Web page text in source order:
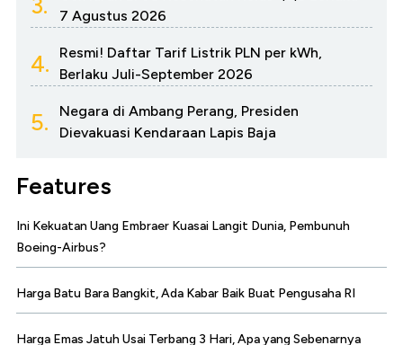
7 Agustus 2026
4.
Resmi! Daftar Tarif Listrik PLN per kWh,
Berlaku Juli-September 2026
5.
Negara di Ambang Perang, Presiden
Dievakuasi Kendaraan Lapis Baja
Features
Ini Kekuatan Uang Embraer Kuasai Langit Dunia, Pembunuh
Boeing-Airbus?
Harga Batu Bara Bangkit, Ada Kabar Baik Buat Pengusaha RI
Harga Emas Jatuh Usai Terbang 3 Hari, Apa yang Sebenarnya